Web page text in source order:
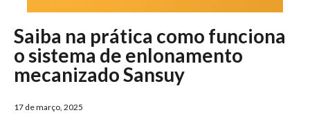
Saiba na prática como funciona
o sistema de enlonamento
mecanizado Sansuy
17 de março, 2025